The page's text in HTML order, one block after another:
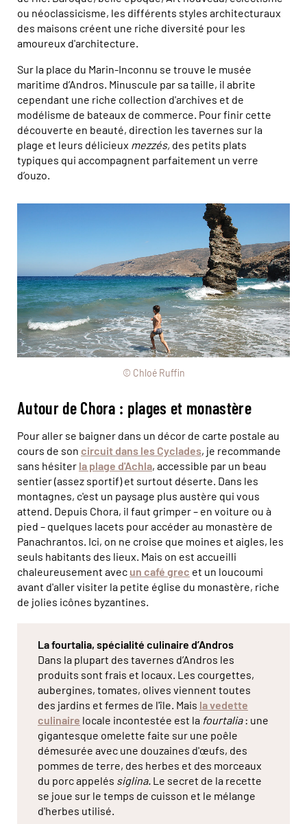
ou néoclassicisme, les différents styles architecturaux
des maisons créent une riche diversité pour les
amoureux d'architecture.
Sur la place du Marin-Inconnu se trouve le musée
maritime d’Andros. Minuscule par sa taille, il abrite
cependant une riche collection d'archives et de
modélisme de bateaux de commerce. Pour finir cette
découverte en beauté, direction les tavernes sur la
plage et leurs délicieux mezzés, des petits plats
typiques qui accompagnent parfaitement un verre
d’ouzo.
© Chloé Ruffin
Autour de Chora : plages et monastère
Pour aller se baigner dans un décor de carte postale au
cours de son circuit dans les Cyclades, je recommande
sans hésiter la plage d'Achla, accessible par un beau
sentier (assez sportif) et surtout déserte. Dans les
montagnes, c'est un paysage plus austère qui vous
attend. Depuis Chora, il faut grimper – en voiture ou à
pied – quelques lacets pour accéder au monastère de
Panachrantos. Ici, on ne croise que moines et aigles, les
seuls habitants des lieux. Mais on est accueilli
chaleureusement avec un café grec et un loucoumi
avant d'aller visiter la petite église du monastère, riche
de jolies icônes byzantines.
La fourtalia, spécialité culinaire d’Andros
Dans la plupart des tavernes d’Andros les
produits sont frais et locaux. Les courgettes,
aubergines, tomates, olives viennent toutes
des jardins et fermes de l'île. Mais la vedette
culinaire locale incontestée est la fourtalia: une
gigantesque omelette faite sur une poêle
démesurée avec une douzaines d'œufs, des
pommes de terre, des herbes et des morceaux
du porc appelés siglina. Le secret de la recette
se joue sur le temps de cuisson et le mélange
d'herbes utilisé.